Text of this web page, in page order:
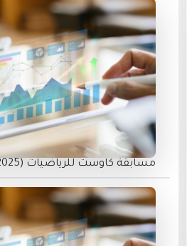
مسابقة كاوست للرياضيات (2025–2026)